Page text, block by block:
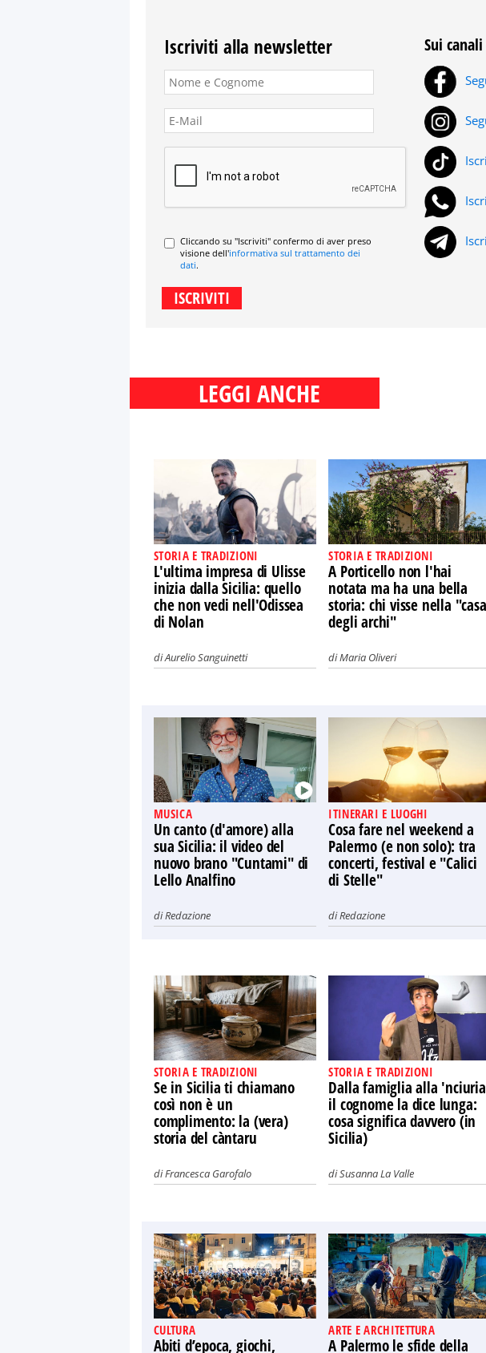
Iscriviti alla newsletter
Cliccando su "Iscriviti" confermo di aver preso
visione dell'informativa sul trattamento dei
dati.
Sui
LEGGI ANCHE
STORIA E TRADIZIONI
L'ultima impresa di Ulisse
inizia dalla Sicilia: quello
che non vedi nell'Odissea
di Nolan
diAurelio Sanguinetti
STORIA E TRADIZIONI
A Porticello non l'hai
notata ma ha una bella
storia: chi visse nella "casa
degli archi"
diMaria Oliveri
MUSICA
Un canto (d'amore) alla
sua Sicilia: il video del
nuovo brano "Cuntami" di
Lello Analfino
diRedazione
ITINERARI E LUOGHI
Cosa fare nel weekend a
Palermo (e non solo): tra
concerti, festival e "Calici
di Stelle"
diRedazione
STORIA E TRADIZIONI
Se in Sicilia ti chiamano
così non è un
complimento: la (vera)
storia del càntaru
diFrancesca Garofalo
STORIA E TRADIZIONI
Dalla famiglia alla
il cognome la dice lunga:
cosa significa davvero (in
Sicilia)
diSusanna La Valle
CULTURA
Abiti d’epoca, giochi,
ARTE E ARCHITETTURA
A Palermo le sfide della